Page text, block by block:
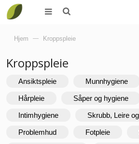
Hjem — Kroppspleie
Kroppspleie
Ansiktspleie Munnhygiene
Hårpleie Såper og hygiene
Intimhygiene Skrubb, Leire
Problemhud Fotpleie